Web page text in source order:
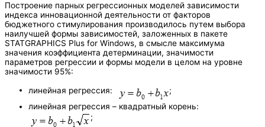
Построение парных регрессионных моделей зависимости
индекса инновационной деятельности от факторов
бюджетного стимулирования производилось путем выбора
наилучшей формы зависимостей, заложенных в пакете
STATGRAPHICS Plus for Windows, в смысле максимума
значения коэффициента детерминации, значимости
параметров регрессии и формы модели в целом на уровне
значимости 95%:
линейная регрессия:
;
линейная регрессия – квадратный корень:
;